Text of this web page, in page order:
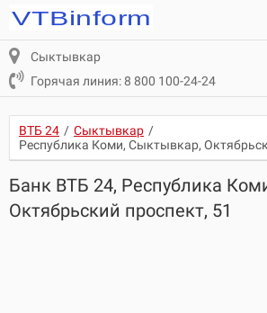
Сыктывкар
Горячая линия: 8 800 100-24-24
ВТБ 24 / Сыктывкар /
Республика Коми, Сыктывкар,
Банк ВТБ 24, Республика
Октябрьский проспект, 51